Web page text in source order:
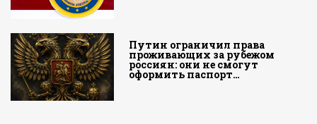
Путин ограничил права
проживающих за рубежом
россиян: они не смогут
оформить паспорт…